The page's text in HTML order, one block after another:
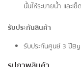
นั้นให้ระบายน้ำ และเ
รับประกันสินค้า
รับประกันศูนย์ 3 ปี